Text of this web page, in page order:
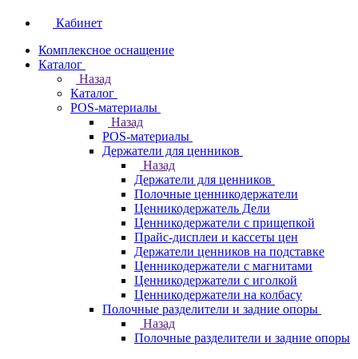
Кабинет
Комплексное оснащение
Каталог
Назад
Каталог
POS-материалы
Назад
POS-материалы
Держатели для ценников
Назад
Держатели для ценников
Полочные ценникодержатели
Ценникодержатель Дели
Ценникодержатели с прищепкой
Прайс-дисплеи и кассеты цен
Держатели ценников на подставке
Ценникодержатели с магнитами
Ценникодержатели с иголкой
Ценникодержатели на колбасу
Полочные разделители и задние опоры
Назад
Полочные разделители и задние опоры